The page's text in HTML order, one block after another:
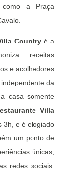
como a Praça
Country é a
receitas
e acolhedores
da
casa somente
Villa
3h, e é elogiado
um ponto de
únicas,
redes sociais.